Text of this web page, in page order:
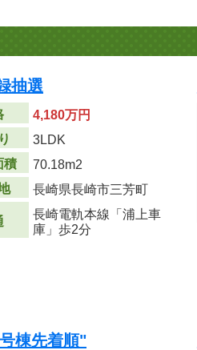
抽選
4,180万円
3LDK
積
70.18m2
長崎県長崎市三芳町
長崎電軌本線「浦上車
庫」歩2分
棟先着順"